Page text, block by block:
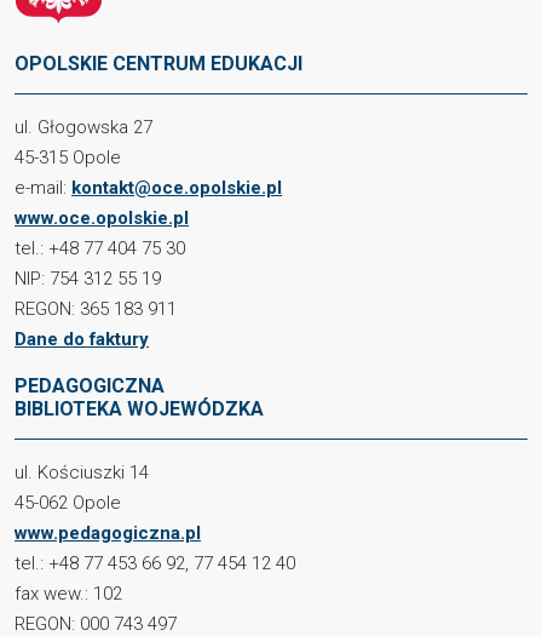
OPOLSKIE CENTRUM EDUKACJI
ul. Głogowska 27
45-315 Opole
e-mail: kontakt@oce.opolskie.pl
www.oce.opolskie.pl
tel.: +48 77 404 75 30
NIP: 754 312 55 19
REGON: 365 183 911
Dane do faktury
PEDAGOGICZNA
BIBLIOTEKA WOJEWÓDZKA
ul. Kościuszki 14
45-062 Opole
www.pedagogiczna.pl
tel.: +48 77 453 66 92, 77 454 12 40
fax wew.: 102
REGON: 000 743 497